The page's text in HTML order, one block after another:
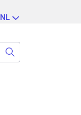
NL
Zoek naar...